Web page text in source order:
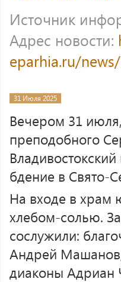
Источник
Адрес новости:
eparhia.ru/
31 Июля 2025
Вечером 31
преподобного
бдение в Свято-
На входе в храм
хлебом-солью.
сослужили:
Андрей Машанов,
диаконы Адриан